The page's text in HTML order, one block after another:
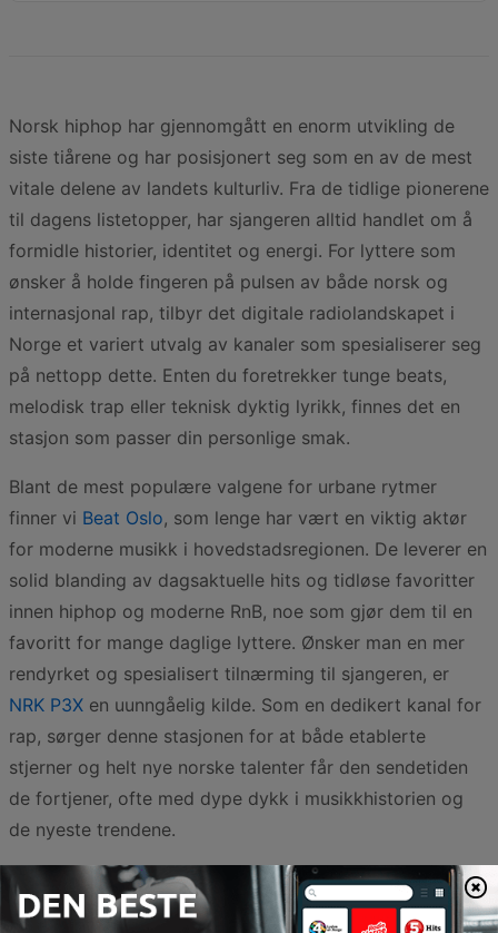
Norsk hiphop har gjennomgått en enorm utvikling de
siste tiårene og har posisjonert seg som en av de mest
vitale delene av landets kulturliv. Fra de tidlige pionerene
til dagens listetopper, har sjangeren alltid handlet om å
formidle historier, identitet og energi. For lyttere som
ønsker å holde fingeren på pulsen av både norsk og
internasjonal rap, tilbyr det digitale radiolandskapet i
Norge et variert utvalg av kanaler som spesialiserer seg
på nettopp dette. Enten du foretrekker tunge beats,
melodisk trap eller teknisk dyktig lyrikk, finnes det en
stasjon som passer din personlige smak.
Blant de mest populære valgene for urbane rytmer
finner vi Beat Oslo, som lenge har vært en viktig aktør
for moderne musikk i hovedstadsregionen. De leverer en
solid blanding av dagsaktuelle hits og tidløse favoritter
innen hiphop og moderne RnB, noe som gjør dem til en
favoritt for mange daglige lyttere. Ønsker man en mer
rendyrket og spesialisert tilnærming til sjangeren, er
NRK P3X en uunngåelig kilde. Som en dedikert kanal for
rap, sørger denne stasjonen for at både etablerte
stjerner og helt nye norske talenter får den sendetiden
de fortjener, ofte med dype dykk i musikkhistorien og
de nyeste trendene.
For de som søker en litt annen vinkling eller mer varierte
rytmer i hverdagen, erRadio Tropoliet spennende